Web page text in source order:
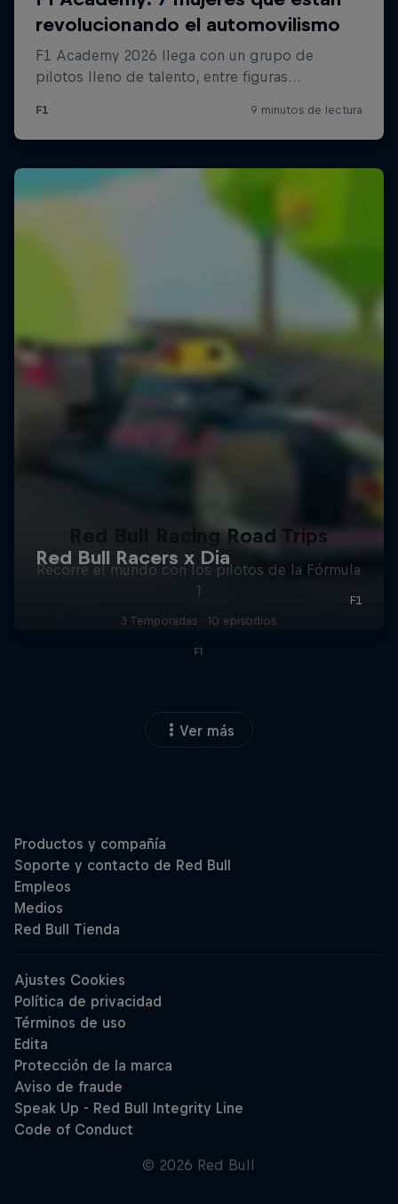
Red Bull Racing Road Trips
Recorre el mundo con los pilotos de la Fórmula
1
3 Temporadas · 10 episodios
F1
Ver más